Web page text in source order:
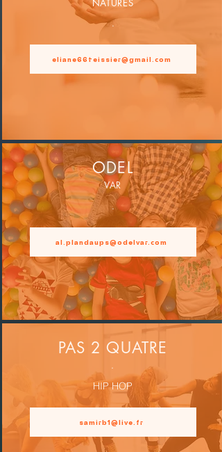
NATURES
.
eliane66teissier@gmail.com
ODEL
VAR
.
al.plandaups@odelvar.com
PAS 2 QUATRE
.
HIP HOP
samirb1@live.fr